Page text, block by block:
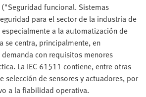
funcional. Sistemas
para el sector de la industria de
a la automatización de
se centra, principalmente, en
con requisitos menores
La IEC 61511 contiene, entre otras
selección de sensores y actuadores, por
a la fiabilidad operativa.